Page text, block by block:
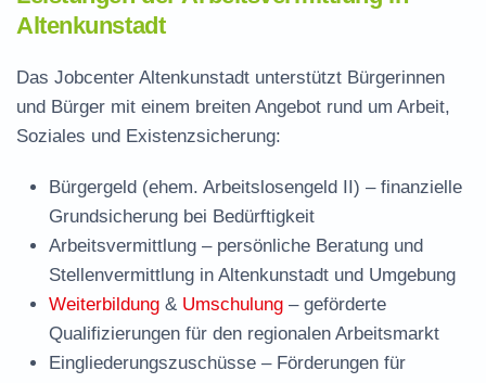
Altenkunstadt
Das Jobcenter Altenkunstadt unterstützt Bürgerinnen
und Bürger mit einem breiten Angebot rund um Arbeit,
Soziales und Existenzsicherung:
Bürgergeld (ehem. Arbeitslosengeld II) – finanzielle
Grundsicherung bei Bedürftigkeit
Arbeitsvermittlung – persönliche Beratung und
Stellenvermittlung in Altenkunstadt und Umgebung
Weiterbildung & Umschulung – geförderte
Qualifizierungen für den regionalen Arbeitsmarkt
Eingliederungszuschüsse – Förderungen für